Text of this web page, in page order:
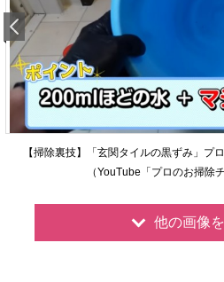
【掃除裏技】「玄関タイルの黒ずみ」プ
（YouTube「プロのお掃除
他の画像